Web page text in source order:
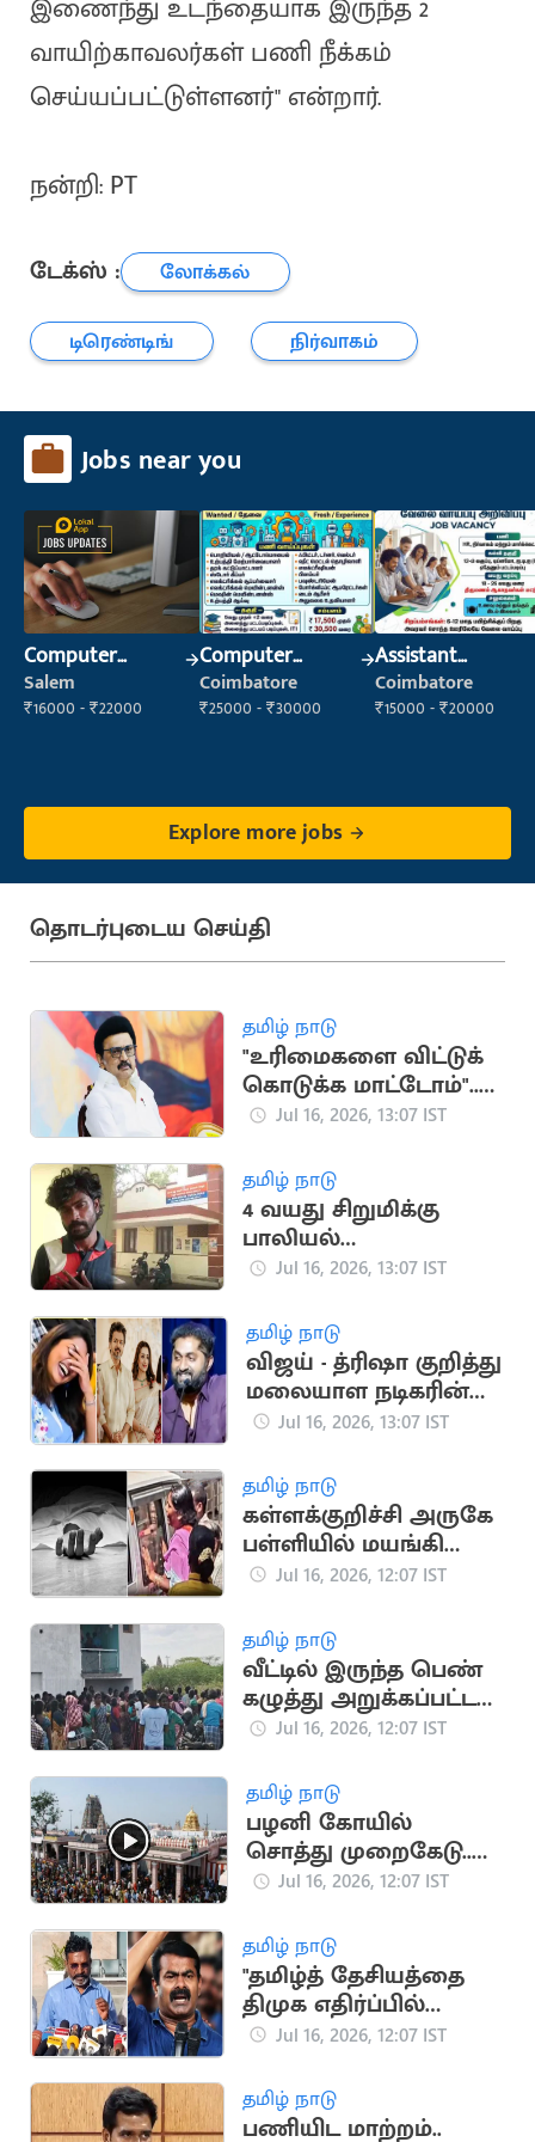
இணைந்து உடந்தையாக இருந்த 2
வாயிற்காவலர்கள் பணி நீக்கம்
செய்யப்பட்டுள்ளனர்" என்றார்.
நன்றி: PT
டேக்ஸ் :
லோக்கல்
டிரெண்டிங்
நிர்வாகம்
Jobs near you
Computer
Operator
Salem
₹16000 - ₹22000
Computer
Operator
Coimbatore
₹25000 - ₹30000
Assistant
Manager
Coimbatore
₹15000 - ₹20000
Explore more jobs
தொடர்புடைய செய்தி
தமிழ் நாடு
"உரிமைகளை விட்டுக்
கொடுக்க மாட்டோம்"..
மு.க.ஸ்டாலின் பேச்சு
Jul 16, 2026, 13:07 IST
தமிழ் நாடு
4 வயது சிறுமிக்கு
பாலியல்
தொல்லை..அரசு பஸ்
Jul 16, 2026, 13:07 IST
தமிழ் நாடு
விஜய் - த்ரிஷா குறித்து
மலையாள நடிகரின்
பேச்சால் சர்ச்சை
Jul 16, 2026, 13:07 IST
தமிழ் நாடு
கள்ளக்குறிச்சி அருகே
பள்ளியில் மயங்கி
விழந்த மாணவன்
Jul 16, 2026, 12:07 IST
தமிழ் நாடு
வீட்டில் இருந்த பெண்
கழுத்து அறுக்கப்பட்ட
நிலையில் சடலமாக
Jul 16, 2026, 12:07 IST
தமிழ் நாடு
பழனி கோயில்
சொத்து முறைகேடு..
சிபிசிஐடி விசாரணை
Jul 16, 2026, 12:07 IST
தமிழ் நாடு
"தமிழ்த் தேசியத்தை
திமுக எதிர்ப்பில்
முடக்கிவிட்டனர்"..
திருமா பேச்சு
Jul 16, 2026, 12:07 IST
தமிழ் நாடு
பணியிட மாற்றம்..